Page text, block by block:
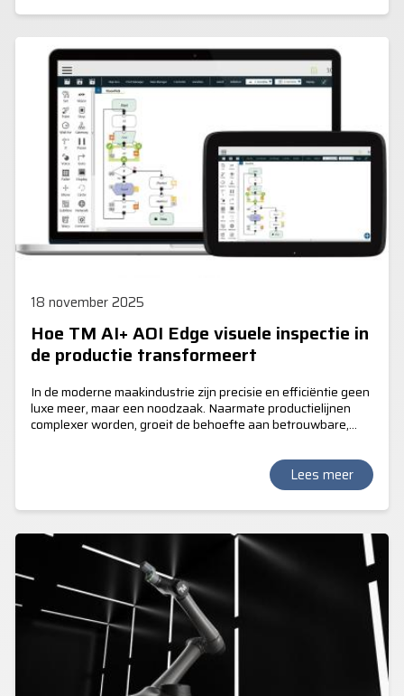
18 november 2025
Hoe TM AI+ AOI Edge visuele inspectie in
de productie transformeert
In de moderne maakindustrie zijn precisie en efficiëntie geen
luxe meer, maar een noodzaak. Naarmate productielijnen
complexer worden, groeit de behoefte aan betrouwbare,
geavanceerde vision-software van Techman, biedt een
revolutionaire oplossing voor visuele inspectie.Lees meer